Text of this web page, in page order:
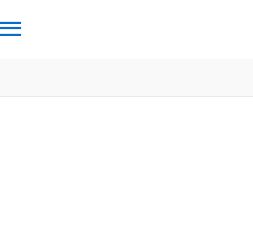
MENU